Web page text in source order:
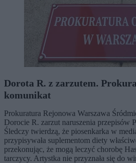
Dorota R. z zarzutem.
komunikat
Prokuratura Rejonowa Warszawa
Dorocie R. zarzut naruszenia przepisów
Śledczy twierdzą, że piosenkarka w
przypisywała suplementom diety
przekonując, że mogą leczyć chorobę
tarczycy. Artystka nie przyznała się do